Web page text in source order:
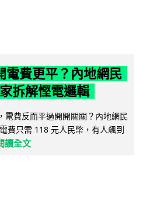
電費更平？內地網民
拆解慳電邏輯
電費反而平過開開關關？內地網民
費只需 118 元人民幣，有人飆到
讀全文